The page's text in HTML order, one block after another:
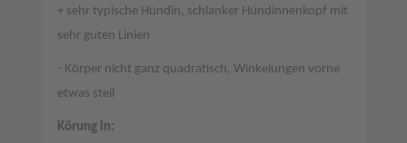
+ sehr typische Hündin, schlanker Hündinnenkopf mit
sehr guten Linien
- Körper nicht ganz quadratisch, Winkelungen vorne
etwas steil
Körung in: